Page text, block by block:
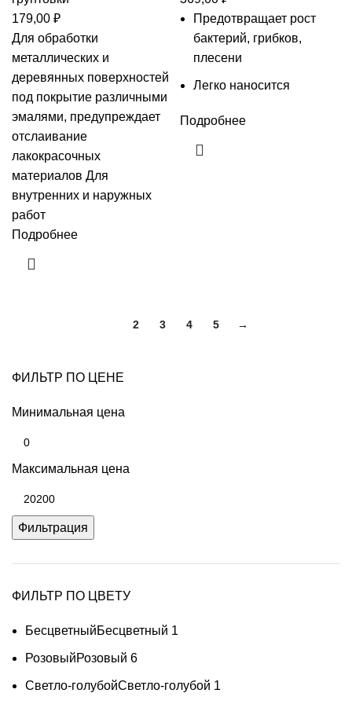
ФИЛЬТР ПО ЦЕНЕ
Минимальная цена
Максимальная цена
Фильтрация
ФИЛЬТР ПО ЦВЕТУ
БесцветныйБесцветный 1
РозовыйРозовый 6
Светло-голубойСветло-голубой 1
179,00 ₽
Для обработки
металлических и
деревянных поверхностей
под покрытие различными
эмалями, предупреждает
отслаивание
лакокрасочных
материалов Для
внутренних и наружных
работ
Подробнее
Предотвращает рост
бактерий, грибков,
плесени
Легко наносится
Подробнее
2 3 4 5 →